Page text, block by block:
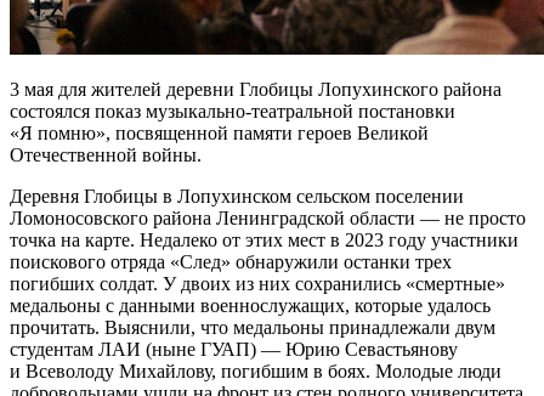
3 мая для жителей деревни Глобицы Лопухинского района
состоялся показ музыкально-театральной постановки
«Я помню», посвященной памяти героев Великой
Отечественной войны.
Деревня Глобицы в Лопухинском сельском поселении
Ломоносовского района Ленинградской области — не просто
точка на карте. Недалеко от этих мест в 2023 году участники
поискового отряда «След» обнаружили останки трех
погибших солдат. У двоих из них сохранились «смертные»
медальоны с данными военнослужащих, которые удалось
прочитать. Выяснили, что медальоны принадлежали двум
студентам ЛАИ (ныне ГУАП) — Юрию Севастьянову
и Всеволоду Михайлову, погибшим в боях. Молодые люди